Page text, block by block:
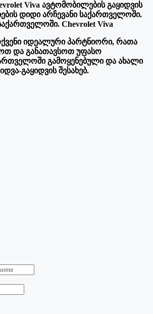
Viva ავტომობილების გაყიდვის
დიდი არჩევანი საქართველოში.
Chevrolet Viva
იდეალური პარტნიორი, რათა
და განათავსოთ უფასო
გამოყენებული და ახალი
გაყიდვის შესახებ.